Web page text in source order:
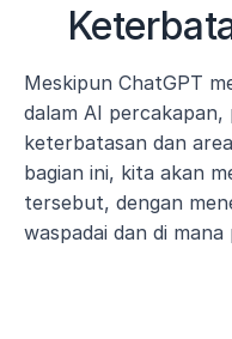
Meskipun ChatGPT
dalam AI
keterbatasan dan
bagian ini, kita akan
tersebut, dengan
waspadai dan di